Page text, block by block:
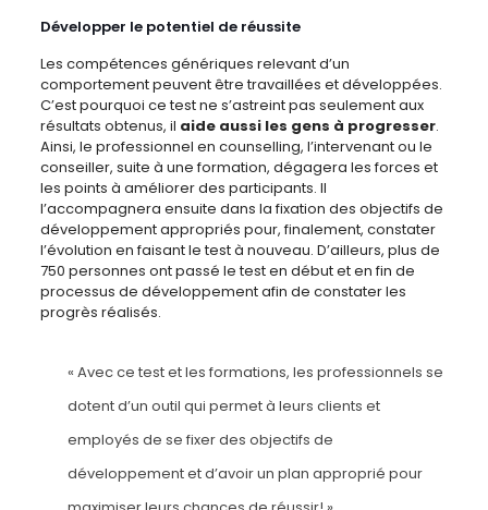
Développer le potentiel de réussite
Les compétences génériques relevant d’un
comportement peuvent être travaillées et développées.
C’est pourquoi ce test ne s’astreint pas seulement aux
résultats obtenus, il aide aussi les gens à progresser.
Ainsi, le professionnel en counselling, l’intervenant ou le
conseiller, suite à une formation, dégagera les forces et
les points à améliorer des participants. Il
l’accompagnera ensuite dans la fixation des objectifs de
développement appropriés pour, finalement, constater
l’évolution en faisant le test à nouveau. D’ailleurs, plus de
750 personnes ont passé le test en début et en fin de
processus de développement afin de constater les
progrès réalisés.
« Avec ce test et les formations, les professionnels se
dotent d’un outil qui permet à leurs clients et
employés de se fixer des objectifs de
développement et d’avoir un plan approprié pour